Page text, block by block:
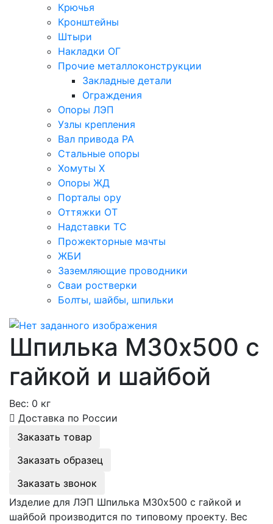
Крючья
Кронштейны
Штыри
Накладки ОГ
Прочие металлоконструкции
Закладные детали
Ограждения
Опоры ЛЭП
Узлы крепления
Вал привода РА
Стальные опоры
Хомуты Х
Опоры ЖД
Порталы ору
Оттяжки ОТ
Надставки ТС
Прожекторные мачты
ЖБИ
Заземляющие проводники
Сваи ростверки
Болты, шайбы, шпильки
Шпилька М30х500 с
гайкой и шайбой
Вес: 0 кг
Доставка по России
Заказать товар
Заказать образец
Заказать звонок
Изделие для ЛЭП Шпилька М30х500 с гайкой и
шайбой производится по типовому проекту. Вес